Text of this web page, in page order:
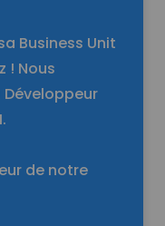
Business Unit
! Nous
de notre